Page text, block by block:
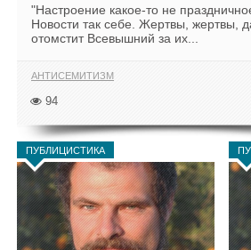
"Настроение какое-то не
Новости так себе. Жертвы, жертвы,
отомстит Всевышний за их...
АНТИСЕМИТИЗМ
94
ПУБЛИЦИСТИКА